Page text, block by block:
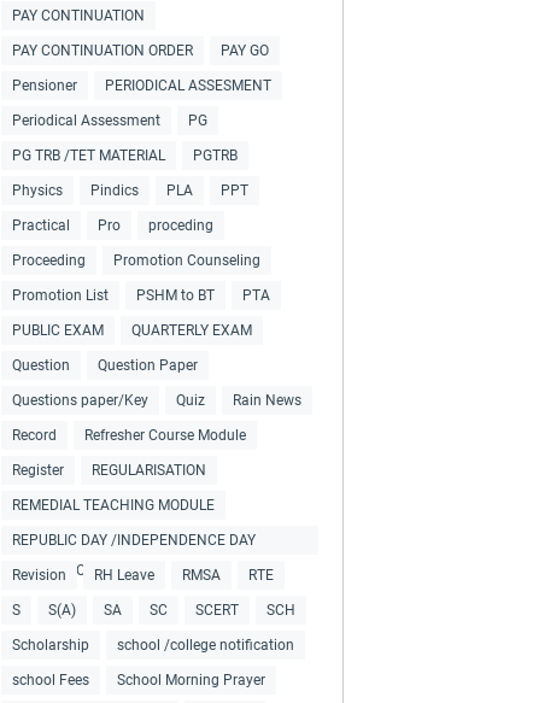
PAY CONTINUATION
PAY CONTINUATION ORDER PAY GO
Pensioner PERIODICAL ASSESMENT
Periodical Assessment PG
PG TRB /TET MATERIAL PGTRB
Physics Pindics PLA PPT
Practical Pro proceding
Proceeding Promotion Counseling
Promotion List PSHM to BT PTA
PUBLIC EXAM QUARTERLY EXAM
Question Question Paper
Questions paper/Key Quiz Rain News
Record Refresher Course Module
Register REGULARISATION
REMEDIAL TEACHING MODULE
REPUBLIC DAY /INDEPENDENCE DAY
COLLECTIONS
Revision RH Leave RMSA RTE
S S(A) SA SC SCERT SCH
Scholarship school /college notification
school Fees School Morning Prayer